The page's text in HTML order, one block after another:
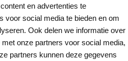
en advertenties te
voor social media te bieden en om
Ook delen we informatie over
onze partners voor social media,
partners kunnen deze gegevens
De Klok